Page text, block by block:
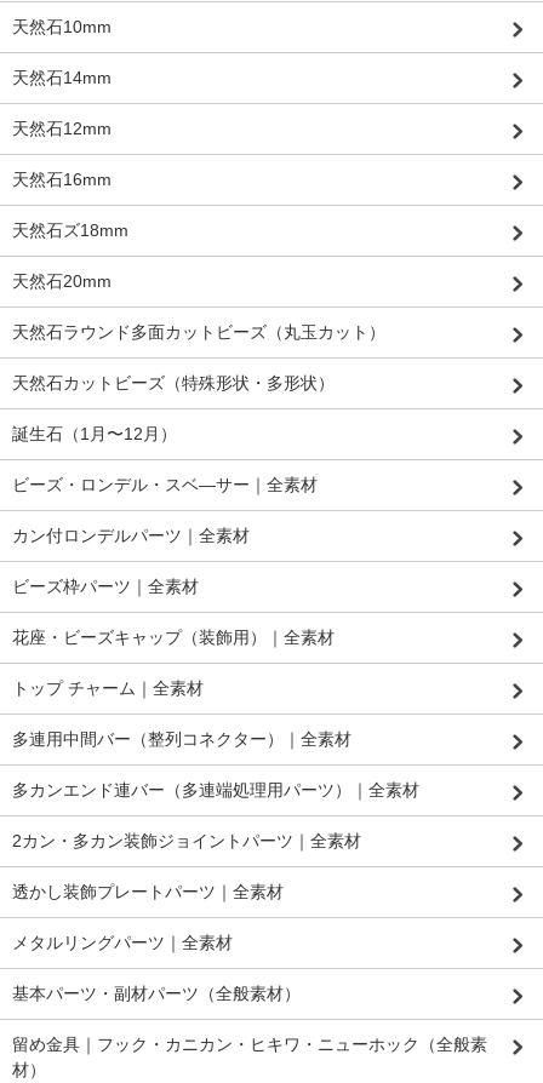
天然石10mm
天然石14mm
天然石12mm
天然石16mm
天然石ズ18mm
天然石20mm
天然石ラウンド多面カットビーズ（丸玉カット）
天然石カットビーズ（特殊形状・多形状）
誕生石（1月〜12月）
ビーズ・ロンデル・スベ―サー｜全素材
カン付ロンデルパーツ｜全素材
ビーズ枠パーツ｜全素材
花座・ビーズキャップ（装飾用）｜全素材
トップ チャーム｜全素材
多連用中間バー（整列コネクター）｜全素材
多カンエンド連バー（多連端処理用パーツ）｜全素材
2カン・多カン装飾ジョイントパーツ｜全素材
透かし装飾プレートパーツ｜全素材
メタルリングパーツ｜全素材
基本パーツ・副材パーツ（全般素材）
留め金具｜フック・カニカン・ヒキワ・ニューホック（全般素
材）